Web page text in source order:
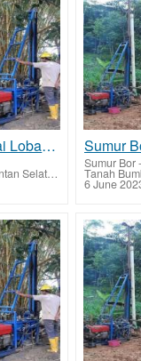
Sumur Bor Sungai Loban Terbaik Tarif Harga Murah
Tanah Bumbu (Kalimantan Selatan)
Sumur Bor-
6 June